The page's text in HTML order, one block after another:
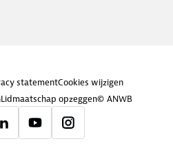
statementCookies wijzigen
Lidmaatschap opzeggen© ANWB